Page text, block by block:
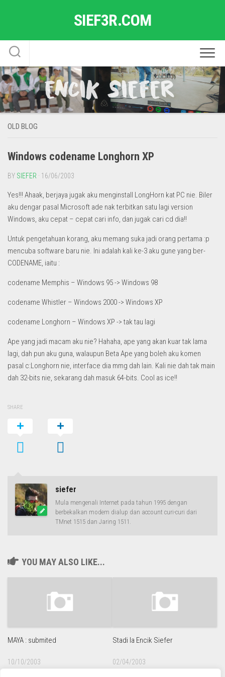
SIEF3R.COM
OLD BLOG
Windows codename Longhorn XP
BY SIEFER · 16/06/2003
Yes!!! Ahaak, berjaya jugak aku menginstall LongHorn kat PC nie. Biler
aku dengar pasal Microsoft ade nak terbitkan satu lagi version
Windows, aku cepat – cepat cari info, dan jugak cari cd dia!!
Untuk pengetahuan korang, aku memang suka jadi orang pertama :p
mencuba software baru nie. Ini adalah kali ke-3 aku gune yang ber-
CODENAME, iaitu :
codename Memphis – Windows 95 -> Windows 98
codename Whistler – Windows 2000 -> Windows XP
codename Longhorn – Windows XP -> tak tau lagi
Ape yang jadi macam aku nie? Hahaha, ape yang akan kuar tak lama
lagi, dah pun aku guna, walaupun Beta Ape yang boleh aku komen
pasal c:Longhorn nie, interface dia mmg dah lain. Kali nie dah tak main
dah 32-bits nie, sekarang dah masuk 64-bits. Cool as ice!!
SHARE
siefer
Mula mengenali Internet pada tahun 1995 dengan
berbekalkan modem dialup dan account curi-curi dari
TMnet 1515 dan Jaring 1511.
YOU MAY ALSO LIKE...
MAYA : submited
10/10/2003
Stadi la Encik Siefer
02/04/2003